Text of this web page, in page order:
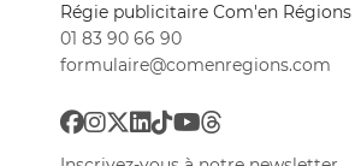
Régie publicitaire Com'en Régions
01 83 90 66 90
formulaire@comenregions.com